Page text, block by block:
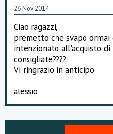
n
26 Nov 2014
Ciao ragazzi,
premetto che svapo ormai
intenzionato all'acquisto
consigliate????
Vi ringrazio in anticipo
alessio